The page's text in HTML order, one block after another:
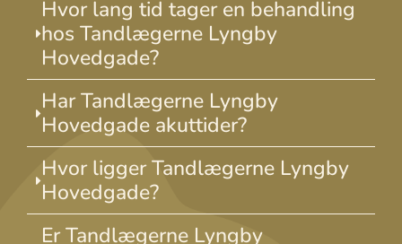
Hvor lang tid tager en behandling
hos Tandlægerne Lyngby
Hovedgade?
Har Tandlægerne Lyngby
Hovedgade akuttider?
Hvor ligger Tandlægerne Lyngby
Hovedgade?
Er Tandlægerne Lyngby